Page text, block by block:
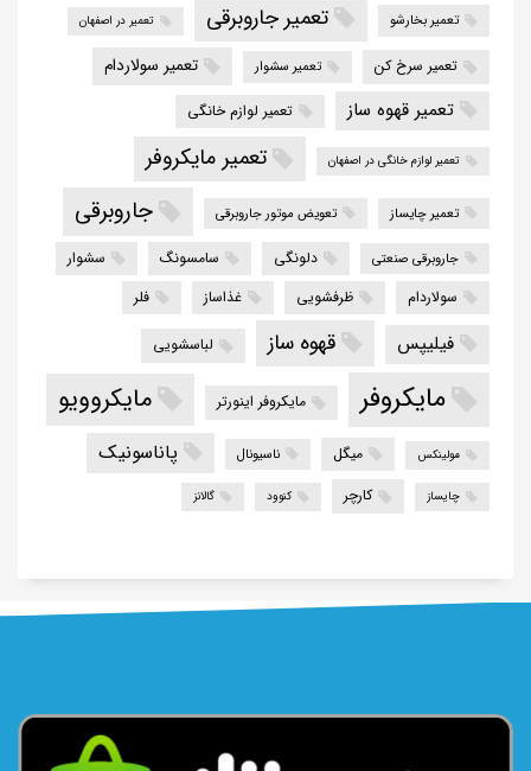
تعمیر بخارشو تعمیر جاروبرقی تعمیر در اصفهان
تعمیر سرخ کن تعمیر سشوار تعمیر سولاردام
تعمیر قهوه ساز تعمیر لوازم خانگی
تعمیر لوازم خانگی در اصفهان تعمیر مایکروفر
تعمیر چایساز تعویض موتور جاروبرقی جاروبرقی
جاروبرقی صنعتی دلونگی سامسونگ
سشوار
سولاردام
ظرفشویی غذاساز فلر
فیلیپس قهوه ساز لباسشویی
مایکروفر مایکروفر اینورتر مایکروویو
مولینکس میگل ناسیونال پاناسونیک
چایساز کارچر کنوود گالانز